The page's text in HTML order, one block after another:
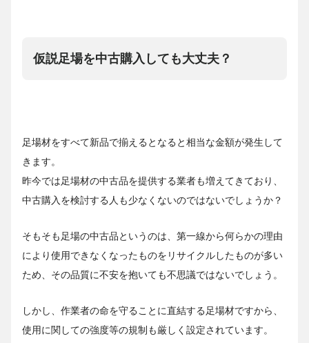
仮説足場を中古購入しても大丈夫？
足場材をすべて新品で揃えるとなると相当な金額が発生して
きます。
昨今では足場材の中古品を提供する業者も増えてきており、
中古購入を検討する人も少なくないのではないでしょうか？
そもそも足場の中古品というのは、第一線から何らかの理由
により使用できなくなったものをリサイクルしたものが多い
ため、その品質に不安を抱いても不思議ではないでしょう。
しかし、作業者の命を守ることに直結する足場材ですから、
使用に関しての強度等の規制も厳しく設定されています。